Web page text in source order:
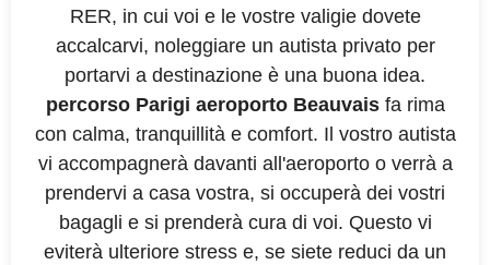
RER, in cui voi e le vostre valigie dovete
accalcarvi, noleggiare un autista privato per
portarvi a destinazione è una buona idea.
percorso Parigi aeroporto Beauvaisfa rima
con calma, tranquillità e comfort. Il vostro autista
vi accompagnerà davanti all'aeroporto o verrà a
prendervi a casa vostra, si occuperà dei vostri
bagagli e si prenderà cura di voi. Questo vi
eviterà ulteriore stress e, se siete reduci da un